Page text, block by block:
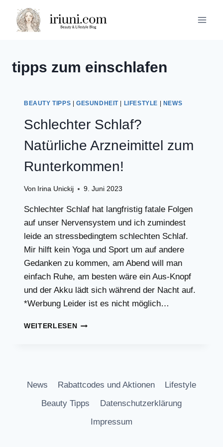
Inhalt
springen
tipps zum einschlafen
BEAUTY TIPPS GESUNDHEIT| LIFESTYLE NEWS
Schlechter Schlaf?
Natürliche Arzneimittel zum
Runterkommen!
Von Irina Unickij 9. Juni 2023
Schlechter Schlaf hat langfristig fatale Folgen
auf unser Nervensystem und ich zumindest
leide an stressbedingtem schlechten Schlaf.
Mir hilft kein Yoga und Sport um auf andere
Gedanken zu kommen, am Abend will man
einfach Ruhe, am besten wäre ein Aus-Knopf
und der Akku lädt sich während der Nacht auf.
*Werbung Leider ist es nicht möglich…
WEITERLESENSCHLECHTER
News Rabattcodes und Aktionen
Lifestyle
Beauty Tipps
Datenschutzerklärung
Impressum